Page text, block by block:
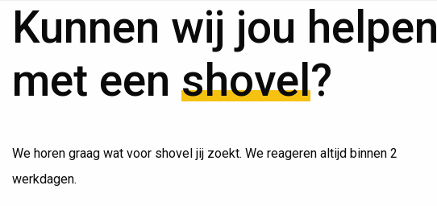
Kunnen wij jou helpen
met een shovel?
We horen graag wat voor shovel jij zoekt. We reageren altijd binnen 2
werkdagen.